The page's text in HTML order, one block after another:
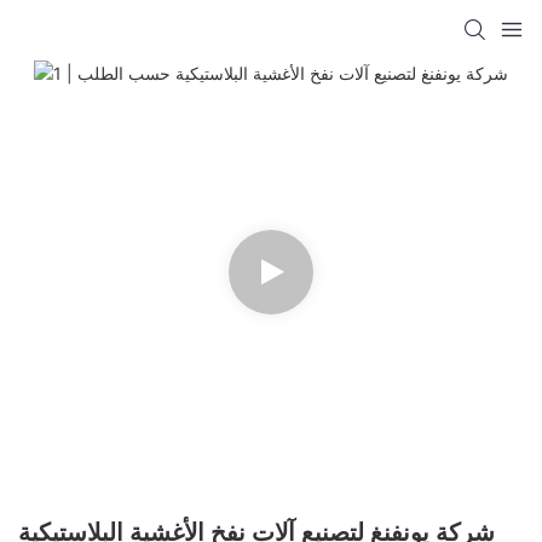
شركة يونفنغ لتصنيع آلات نفخ الأغشية البلاستيكية